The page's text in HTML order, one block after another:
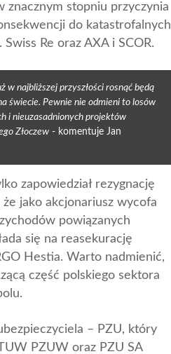
znacznym stopniu przyczynia
do katastrofalnych
Re oraz AXA i SCOR.
w najbliższej przyszłości rosnąć będą
świecie. Pewnie nie odmieni to losów
i nieuzasadnionych projektów
Złoczew - komentuje Jan
zapowiedział rezygnację
jako akcjonariusz wycofa
powiązanych
się na reasekurację
Hestia. Warto nadmienić,
część polskiego sektora
– PZU, który
PZUW oraz PZU SA